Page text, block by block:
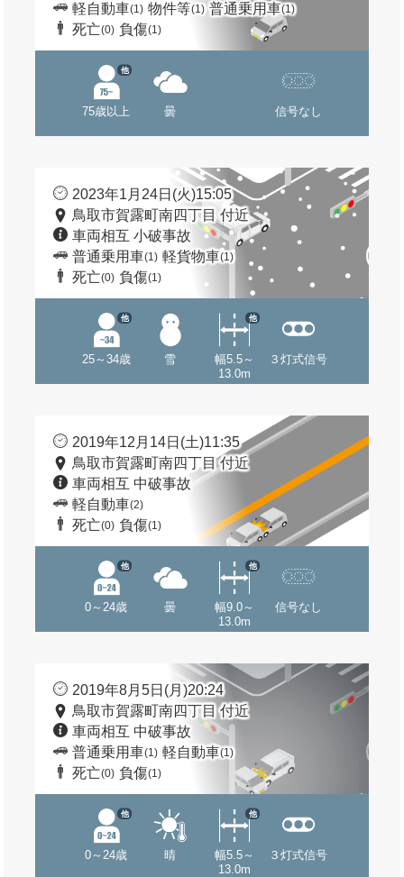
軽自動車(1) 物件等(1) 普通乗用車(1)
死亡(0) 負傷(1)
75歳以上
他
曇 信号なし
2023年1月24日(火)15:05
鳥取市賀露町南四丁目 付近
車両相互 小破事故
普通乗用車(1) 軽貨物車(1)
死亡(0) 負傷(1)
25～34歳
他
雪
幅5.5～
13.0m
他
３灯式信号
2019年12月14日(土)11:35
鳥取市賀露町南四丁目 付近
車両相互 中破事故
軽自動車(2)
死亡(0) 負傷(1)
0～24歳
他
曇
幅9.0～
13.0m
他
信号なし
2019年8月5日(月)20:24
鳥取市賀露町南四丁目 付近
車両相互 中破事故
普通乗用車(1) 軽自動車(1)
死亡(0) 負傷(1)
0～24歳
他
晴
幅5.5～
13.0m
他
３灯式信号